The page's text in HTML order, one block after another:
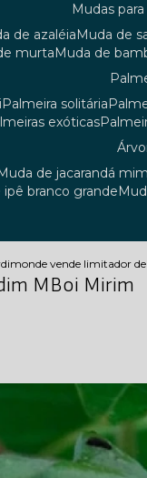
mudas
de azaléia muda de
de murta
muda de
palmeira solitária
exóticas
muda de jacarandá
ipê branco grande
onde vende limitador
MBoi Mirim